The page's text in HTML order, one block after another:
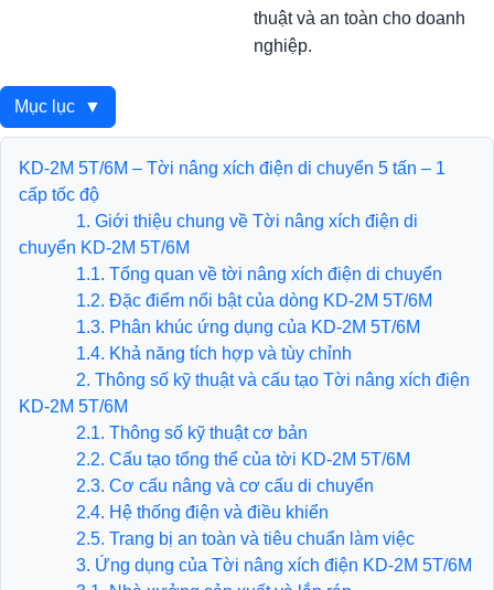
thuật và an toàn cho doanh
nghiệp.
Mục lục ▼
KD-2M 5T/6M – Tời nâng xích điện di chuyển 5 tấn – 1
cấp tốc độ
1. Giới thiệu chung về Tời nâng xích điện di
chuyển KD-2M 5T/6M
1.1. Tổng quan về tời nâng xích điện di chuyển
1.2. Đặc điểm nổi bật của dòng KD-2M 5T/6M
1.3. Phân khúc ứng dụng của KD-2M 5T/6M
1.4. Khả năng tích hợp và tùy chỉnh
2. Thông số kỹ thuật và cấu tạo Tời nâng xích điện
KD-2M 5T/6M
​​​​​​​2.1. Thông số kỹ thuật cơ bản
2.2. Cấu tạo tổng thể của tời KD-2M 5T/6M
2.3. Cơ cấu nâng và cơ cấu di chuyển
2.4. Hệ thống điện và điều khiển
​​​​​​​2.5. Trang bị an toàn và tiêu chuẩn làm việc
3. Ứng dụng của Tời nâng xích điện KD-2M 5T/6M